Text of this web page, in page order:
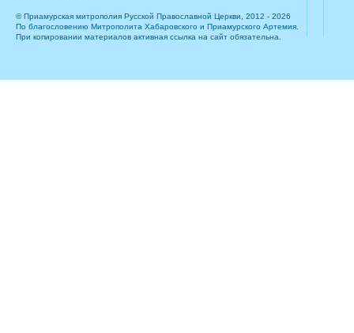
© Приамурская митрополия Русской Православной Церкви, 2012 - 2026
По благословению Митрополита Хабаровского и Приамурского Артемия.
При копировании материалов активная ссылка на сайт обязательна.